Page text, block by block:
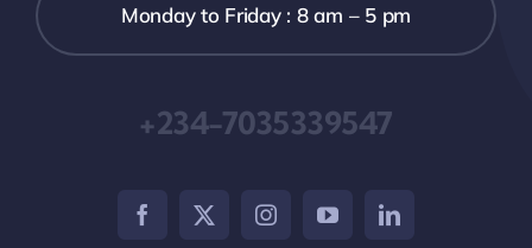
Monday to Friday : 8 am – 5 pm
+234-7035339547